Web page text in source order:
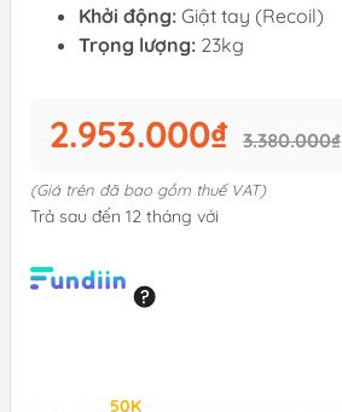
Khởi động: Giật tay (Recoil)
Trọng lượng: 23kg
2.953.000₫ 3.380.000₫
(Giá trên đã bao gồm thuế VAT)
Trả sau đến 12 tháng với
50K